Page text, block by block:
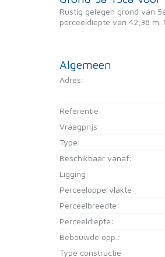
Rustig gelegen grond van
perceeldiepte van 42,38
Algemeen
Adres:
Referentie:
Vraagprijs:
Type:
Beschikbaar vanaf:
Ligging:
Perceeloppervlakte:
Perceelbreedte:
Perceeldiepte:
Bebouwde opp.:
Type constructie: